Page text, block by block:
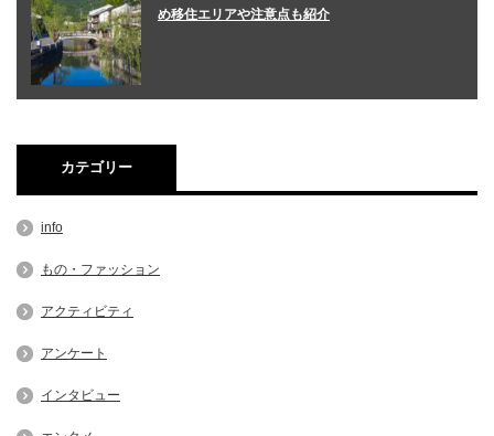
め移住エリアや注意点も紹介
カテゴリー
info
もの・ファッション
アクティビティ
アンケート
インタビュー